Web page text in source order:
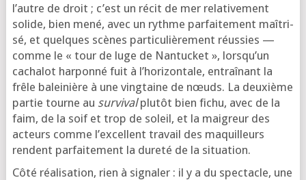
l’autre de droit ; c’est un récit de mer rela­ti­ve­ment
solide, bien mené, avec un rythme par­fai­te­ment maî­tri­
sé, et quelques scènes par­ti­cu­liè­re­ment réus­sies —
comme le « tour de luge de Nantucket », lors­qu’un
cacha­lot har­pon­né fuit à l’ho­ri­zon­tale, entraî­nant la
frêle balei­nière à une ving­taine de nœuds. La deuxième
par­tie tourne au sur­vi­valplu­tôt bien fichu, avec de la
faim, de la soif et trop de soleil, et la mai­greur des
acteurs comme l’ex­cellent tra­vail des maquilleurs
rendent par­fai­te­ment la dure­té de la situation.
Côté réa­li­sa­tion, rien à signa­ler : il y a du spec­tacle, une